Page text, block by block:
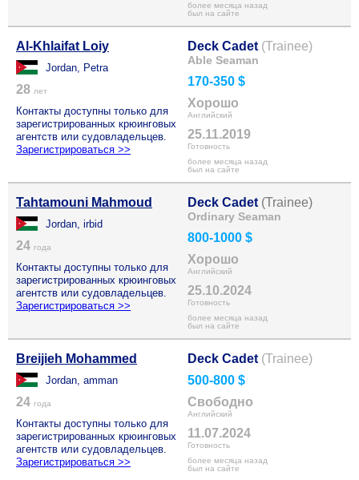
более месяца назад
был на сайте
Al-Khlaifat Loiy
Jordan, Petra
28 лет
Контакты доступны только для
зарегистрированных крюинговых
агентств или судовладельцев.
Зарегистрироваться >>
Deck Cadet (Trainee)
Able Seaman
170-350 $
Хорошо
Английский
25.11.2019
Готовность
более месяца назад
был на сайте
Tahtamouni Mahmoud
Jordan, irbid
24 года
Контакты доступны только для
зарегистрированных крюинговых
агентств или судовладельцев.
Зарегистрироваться >>
Deck Cadet (Trainee)
Ordinary Seaman
800-1000 $
Хорошо
Английский
25.10.2024
Готовность
более месяца назад
был на сайте
Breijieh Mohammed
Jordan, amman
24 года
Контакты доступны только для
зарегистрированных крюинговых
агентств или судовладельцев.
Зарегистрироваться >>
Deck Cadet (Trainee)
500-800 $
Свободно
Английский
11.07.2024
Готовность
более месяца назад
был на сайте